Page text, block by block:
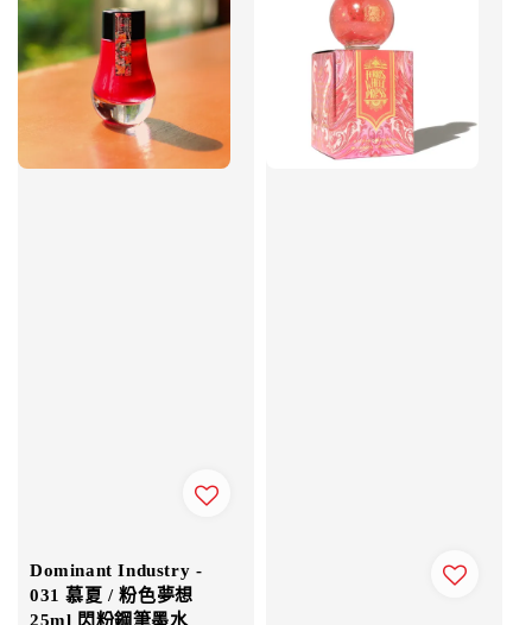
Dominant Industry -
031 慕夏 / 粉色夢想
25ml 閃粉鋼筆墨水